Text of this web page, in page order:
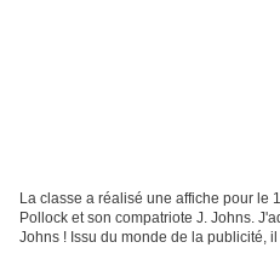
La classe a réalisé une affiche pour le
Pollock et son compatriote J. Johns.
Johns ! Issu du monde de la publicité,